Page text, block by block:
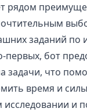
рядом
заданий по
первых, бот
задачи, что
время и
исследовании и